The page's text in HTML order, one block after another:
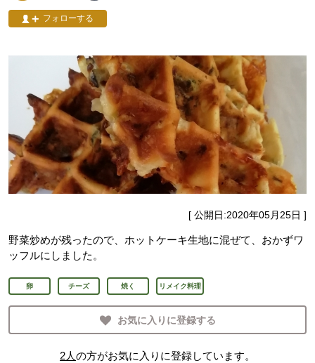
フォローする
[ 公開日:2020年05月25日 ]
野菜炒めが残ったので、ホットケーキ生地に混ぜて、おかずワ
ッフルにしました。
卵 チーズ 焼く リメイク料理
お気に入りに登録する
2人の方がお気に入りに登録しています。